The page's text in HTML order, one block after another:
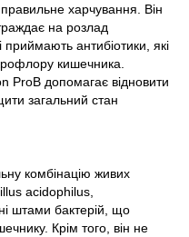
харчування. Він
на розлад
антибіотики, які
кишечника.
ProB допомагає відновити
загальний стан
комбінацію живих
acidophilus,
штами бактерій, що
Крім того, він не